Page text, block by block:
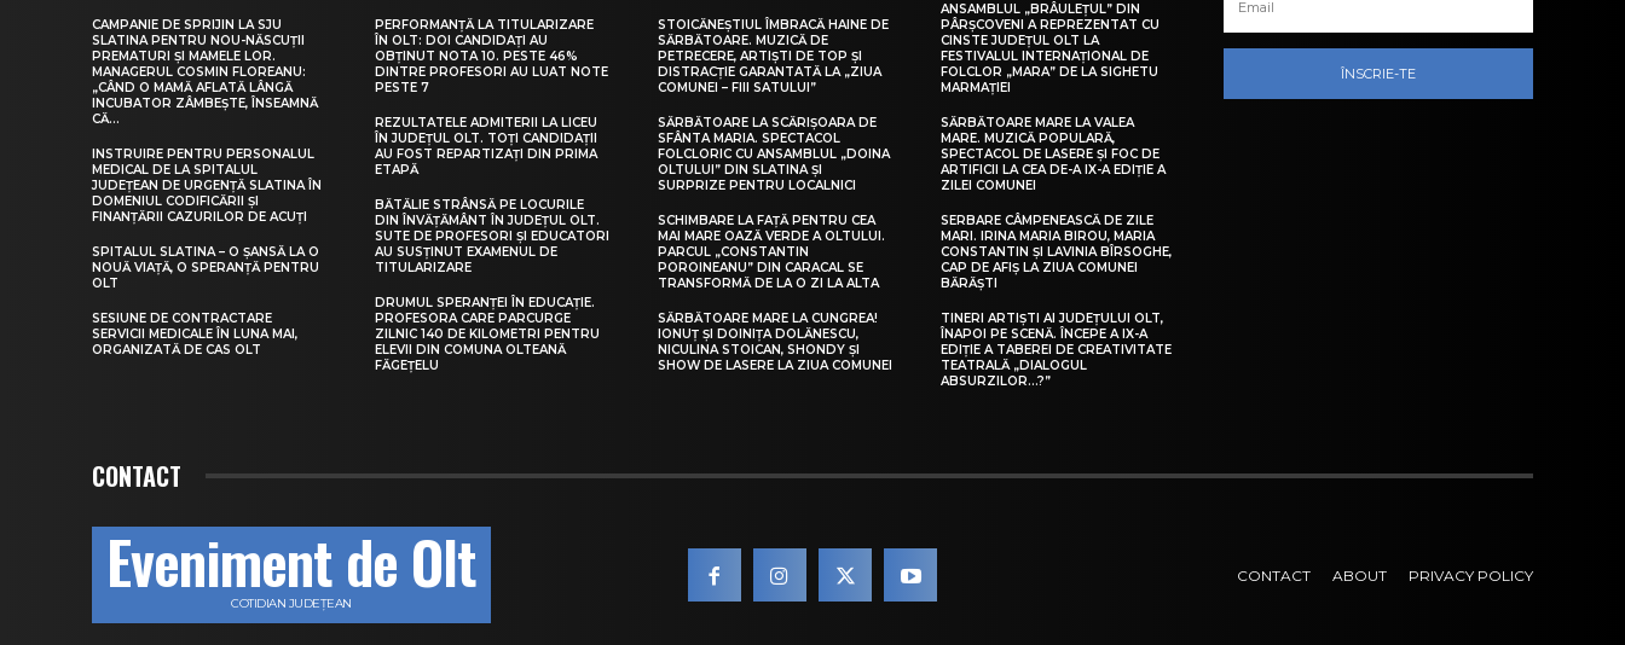
CAMPANIE DE SPRIJIN LA SJU
SLATINA PENTRU NOU-NĂSCUȚII
PREMATURI ȘI MAMELE LOR.
MANAGERUL COSMIN FLOREANU:
„CÂND O MAMĂ AFLATĂ LÂNGĂ
INCUBATOR ZÂMBEȘTE, ÎNSEAMNĂ
CĂ...
INSTRUIRE PENTRU PERSONALUL
MEDICAL DE LA SPITALUL
JUDEȚEAN DE URGENȚĂ SLATINA ÎN
DOMENIUL CODIFICĂRII ȘI
FINANȚĂRII CAZURILOR DE ACUȚI
SPITALUL SLATINA – O ȘANSĂ LA O
NOUĂ VIAȚĂ, O SPERANȚĂ PENTRU
OLT
SESIUNE DE CONTRACTARE
SERVICII MEDICALE ÎN LUNA MAI,
ORGANIZATĂ DE CAS OLT
PERFORMANȚĂ LA TITULARIZARE
ÎN OLT: DOI CANDIDAȚI AU
OBȚINUT NOTA 10. PESTE 46%
DINTRE PROFESORI AU LUAT NOTE
PESTE 7
REZULTATELE ADMITERII LA LICEU
ÎN JUDEȚUL OLT. TOȚI CANDIDAȚII
AU FOST REPARTIZAȚI DIN PRIMA
ETAPĂ
BĂTĂLIE STRÂNSĂ PE LOCURILE
DIN ÎNVĂȚĂMÂNT ÎN JUDEȚUL OLT.
SUTE DE PROFESORI ȘI EDUCATORI
AU SUSȚINUT EXAMENUL DE
TITULARIZARE
DRUMUL SPERANȚEI ÎN EDUCAȚIE.
PROFESORA CARE PARCURGE
ZILNIC 140 DE KILOMETRI PENTRU
ELEVII DIN COMUNA OLTEANĂ
FĂGEȚELU
STOICĂNEȘTIUL ÎMBRACĂ HAINE DE
SĂRBĂTOARE. MUZICĂ DE
PETRECERE, ARTIȘTI DE TOP ȘI
DISTRACȚIE GARANTATĂ LA „ZIUA
COMUNEI – FIII SATULUI”
SĂRBĂTOARE LA SCĂRIȘOARA DE
SFÂNTA MARIA. SPECTACOL
FOLCLORIC CU ANSAMBLUL „DOINA
OLTULUI” DIN SLATINA ȘI
SURPRIZE PENTRU LOCALNICI
SCHIMBARE LA FAȚĂ PENTRU CEA
MAI MARE OAZĂ VERDE A OLTULUI.
PARCUL „CONSTANTIN
POROINEANU” DIN CARACAL SE
TRANSFORMĂ DE LA O ZI LA ALTA
SĂRBĂTOARE MARE LA CUNGREA!
IONUȚ ȘI DOINIȚA DOLĂNESCU,
NICULINA STOICAN, SHONDY ȘI
SHOW DE LASERE LA ZIUA COMUNEI
ANSAMBLUL „BRÂULEȚUL” DIN
PÂRȘCOVENI A REPREZENTAT CU
CINSTE JUDEȚUL OLT LA
FESTIVALUL INTERNAȚIONAL DE
FOLCLOR „MARA” DE LA SIGHETU
MARMAȚIEI
SĂRBĂTOARE MARE LA VALEA
MARE. MUZICĂ POPULARĂ,
SPECTACOL DE LASERE ȘI FOC DE
ARTIFICII LA CEA DE-A IX-A EDIȚIE A
ZILEI COMUNEI
SERBARE CÂMPENEASCĂ DE ZILE
MARI. IRINA MARIA BIROU, MARIA
CONSTANTIN ȘI LAVINIA BÎRSOGHE,
CAP DE AFIȘ LA ZIUA COMUNEI
BĂRĂȘTI
TINERI ARTIȘTI AI JUDEȚULUI OLT,
ÎNAPOI PE SCENĂ. ÎNCEPE A IX-A
EDIȚIE A TABEREI DE CREATIVITATE
TEATRALĂ „DIALOGUL
ABSURZILOR…?”
ÎNSCRIE-TE
CONTACT
Eveniment de Olt
COTIDIAN JUDEȚEAN
CONTACT ABOUT PRIVACY POLICY